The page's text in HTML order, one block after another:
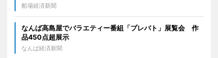
船場経済新聞
なんば高島屋でバラエティー番組「プレバト」展覧会 作
品450点超展示
なんば経済新聞